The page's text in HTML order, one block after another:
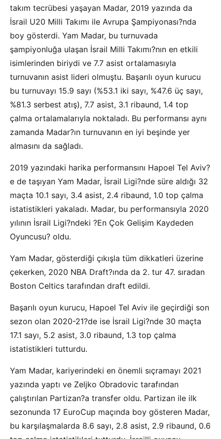
takım tecrübesi yaşayan Madar, 2019 yazında da
İsrail U20 Milli Takımı ile Avrupa Şampiyonası?nda
boy gösterdi. Yam Madar, bu turnuvada
şampiyonluğa ulaşan İsrail Milli Takımı?nın en etkili
isimlerinden biriydi ve 7.7 asist ortalamasıyla
turnuvanın asist lideri olmuştu. Başarılı oyun kurucu
bu turnuvayı 15.9 sayı (%53.1 iki sayı, %47.6 üç sayı,
%81.3 serbest atış), 7.7 asist, 3.1 ribaund, 1.4 top
çalma ortalamalarıyla noktaladı. Bu performansı aynı
zamanda Madar?ın turnuvanın en iyi beşinde yer
almasını da sağladı.
2019 yazındaki harika performansını Hapoel Tel Aviv?
e de taşıyan Yam Madar, İsrail Ligi?nde süre aldığı 32
maçta 10.1 sayı, 3.4 asist, 2.4 ribaund, 1.0 top çalma
istatistikleri yakaladı. Madar, bu performansıyla 2020
yılının İsrail Ligi?ndeki ?En Çok Gelişim Kaydeden
Oyuncusu? oldu.
Yam Madar, gösterdiği çıkışla tüm dikkatleri üzerine
çekerken, 2020 NBA Draft?ında da 2. tur 47. sıradan
Boston Celtics tarafından draft edildi.
Başarılı oyun kurucu, Hapoel Tel Aviv ile geçirdiği son
sezon olan 2020-21?de ise İsrail Ligi?nde 30 maçta
17.1 sayı, 5.2 asist, 3.0 ribaund, 1.3 top çalma
istatistikleri tutturdu.
Yam Madar, kariyerindeki en önemli sıçramayı 2021
yazında yaptı ve Zeljko Obradovic tarafından
çalıştırılan Partizan?a transfer oldu. Partizan ile ilk
sezonunda 17 EuroCup maçında boy gösteren Madar,
bu karşılaşmalarda 8.6 sayı, 2.8 asist, 2.9 ribaund, 0.6